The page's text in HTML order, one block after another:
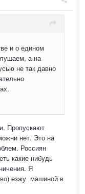
и о едином
а на
не так давно
Пропускают
нет. Это на
Россиян
какие нибудь
Я
езжу машиной в